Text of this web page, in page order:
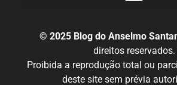
© 2025 Blog do Anselmo
direitos reservados.
Proibida a reprodução total ou
deste site sem prévia